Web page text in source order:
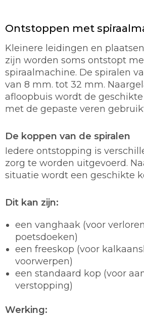
Ontstoppen met
Kleinere leidingen en
zijn worden soms ontstopt
spiraalmachine. De spiralen
van 8 mm. tot 32 mm.
afloopbuis wordt de
met de gepaste veren
De koppen van de spiralen
Iedere ontstopping is
zorg te worden uitgevoerd.
situatie wordt een geschikte
Dit kan zijn:
een vanghaak (voor
poetsdoeken)
een freeskop (voor
voorwerpen)
een standaard kop (voor
verstopping)
Werking: